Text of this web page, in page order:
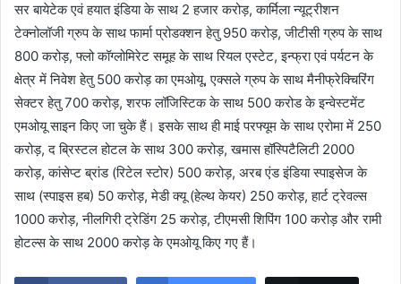
सर बायेटेक एवं हयात इंडिया के साथ 2 हजार करोड़, कार्मिला न्यूट्रीशन
टेक्नोलॉजी ग्रुप के साथ फार्मा प्रोडक्शन हेतु 950 करोड़, जीटीसी ग्रुप के साथ
800 करोड़, फ्लो कॉग्लोमिरेट समूह के साथ रियल एस्टेट, इन्फ्रा एवं पर्यटन के
क्षेत्र में निवेश हेतु 500 करोड़ का एमओयू, एक्सले ग्रुप के साथ मैनीफ्रेक्चिरिंग
सेक्टर हेतु 700 करोड़, शरफ लॉजिस्टिक के साथ 500 करोड के इन्वेस्टमेंट
एमओयू साइन किए जा चुके हैं। इसके साथ ही माई परफ्यूम के साथ एरोमा में 250
करोड़, द ब्रिस्टल होटल के साथ 300 करोड़, खमास हॉस्पिटैलिटी 2000
करोड़, कांसेप्ट ब्रांड (रिटेल स्टोर) 500 करोड़, अरब एंड इंडिया स्पाइसेज के
साथ (स्पाइस हब) 50 करोड़, मेडी क्यू (हेल्थ केयर) 250 करोड़, हार्ट ट्रेवल्स
1000 करोड़, नीलगिरी ट्रेडिंग 25 करोड़, टीएमसी शिपिंग 100 करोड़ और रामी
होटल्स के साथ 2000 करोड़ के एमओयू किए गए हैं।